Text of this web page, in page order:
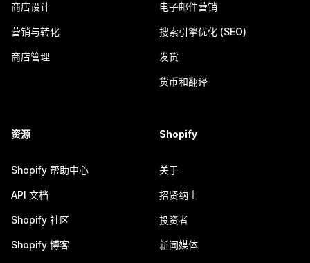
商店设计
营销与转化
商店管理
电子邮件营销
搜索引擎优化 (SEO)
发货
货币和翻译
资源
Shopify 帮助中心
API 文档
Shopify 社区
Shopify 博客
Shopify
关于
招贤纳士
投资者
新闻媒体